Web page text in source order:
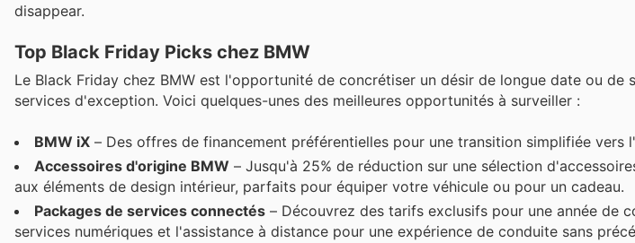
disappear.
Top Black Friday Picks chez BMW
Le Black Friday chez BMW est l'opportunité de concrétiser un désir de longue date ou de
services d'exception. Voici quelques-unes des meilleures opportunités à surveiller :
BMW iX – Des offres de financement préférentielles pour une transition simplifiée vers
Accessoires d'origine BMW – Jusqu'à 25% de réduction sur une sélection
aux éléments de design intérieur, parfaits pour équiper votre véhicule ou pour un cadeau.
Packages de services connectés – Découvrez des tarifs exclusifs pour une année de
services numériques et l'assistance à distance pour une expérience de conduite sans